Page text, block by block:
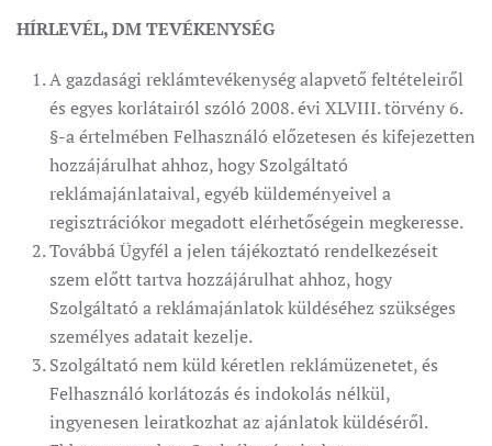
HÍRLEVÉL, DM TEVÉKENYSÉG
A gazdasági reklámtevékenység alapvető feltételeiről
és egyes korlátairól szóló 2008. évi XLVIII. törvény 6.
§-a értelmében Felhasználó előzetesen és kifejezetten
hozzájárulhat ahhoz, hogy Szolgáltató
reklámajánlataival, egyéb küldeményeivel a
regisztrációkor megadott elérhetőségein megkeresse.
Továbbá Ügyfél a jelen tájékoztató rendelkezéseit
szem előtt tartva hozzájárulhat ahhoz, hogy
Szolgáltató a reklámajánlatok küldéséhez szükséges
személyes adatait kezelje.
Szolgáltató nem küld kéretlen reklámüzenetet, és
Felhasználó korlátozás és indokolás nélkül,
ingyenesen leiratkozhat az ajánlatok küldéséről.